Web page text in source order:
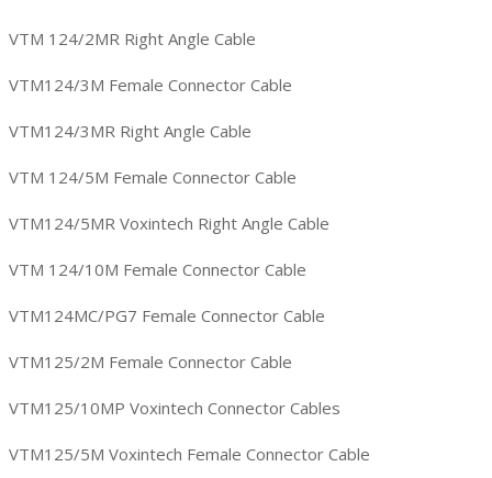
VTM 124/2MR Right Angle Cable
VTM124/3M Female Connector Cable
VTM124/3MR Right Angle Cable
VTM 124/5M Female Connector Cable
VTM124/5MR Voxintech Right Angle Cable
VTM 124/10M Female Connector Cable
VTM124MC/PG7 Female Connector Cable
VTM125/2M Female Connector Cable
VTM125/10MP Voxintech Connector Cables
VTM125/5M Voxintech Female Connector Cable